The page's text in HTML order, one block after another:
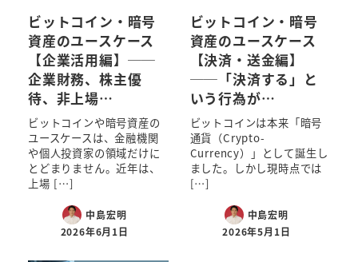
ビットコイン・暗号
資産のユースケース
【企業活用編】──
企業財務、株主優
待、非上場…
ビットコインや暗号資産の
ユースケースは、金融機関
や個人投資家の領域だけに
とどまりません。近年は、
上場 […]
中島宏明
2026年6月1日
ビットコイン・暗号
資産のユースケース
【決済・送金編】
──「決済する」と
いう行為が…
ビットコインは本来「暗号
通貨（Crypto-
Currency）」として誕生し
ました。しかし現時点では
[…]
中島宏明
2026年5月1日